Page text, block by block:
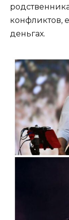
конфликтов,
деньгах.